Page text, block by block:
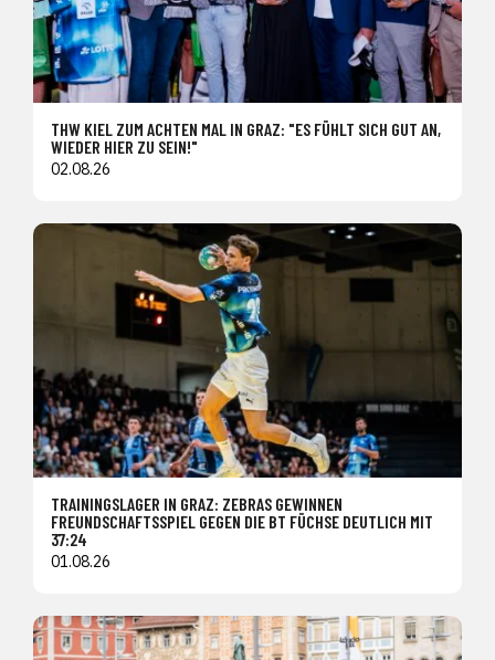
THW KIEL ZUM ACHTEN MAL IN GRAZ: "ES FÜHLT SICH GUT AN,
WIEDER HIER ZU SEIN!"
02.08.26
TRAININGSLAGER IN GRAZ: ZEBRAS GEWINNEN
FREUNDSCHAFTSSPIEL GEGEN DIE BT FÜCHSE DEUTLICH MIT
37:24
01.08.26